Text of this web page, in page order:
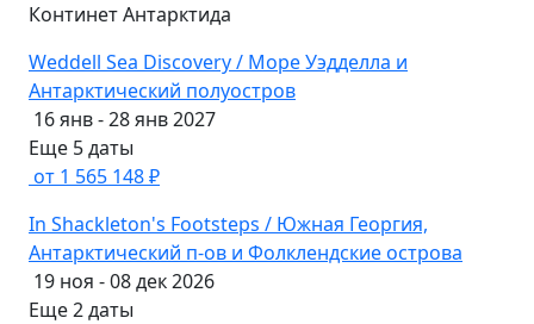
Континет Антарктида
Weddell Sea Discovery / Море Уэдделла и
Антарктический полуостров
16 янв - 28 янв 2027
Еще 5 даты
от 1 565 148 ₽
In Shackleton's Footsteps / Южная Георгия,
Антарктический п-ов и Фолклендские острова
19 ноя - 08 дек 2026
Еще 2 даты